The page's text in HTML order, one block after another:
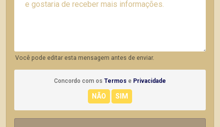
Você pode editar esta mensagem antes de enviar.
Concordo com os Termos e Privacidade